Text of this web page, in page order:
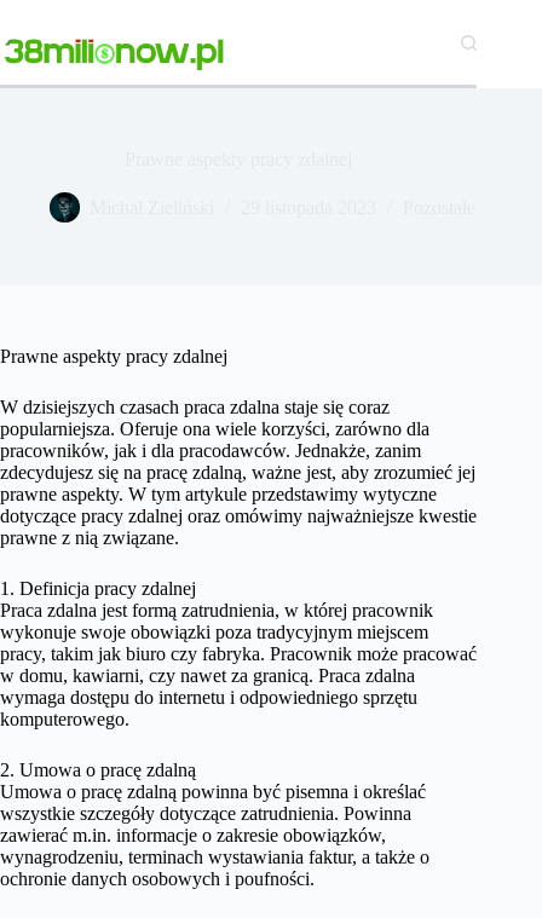
treści
Prawne aspekty pracy zdalnej
W dzisiejszych czasach praca zdalna staje się coraz
popularniejsza. Oferuje ona wiele korzyści, zarówno dla
pracowników, jak i dla pracodawców. Jednakże, zanim
zdecydujesz się na pracę zdalną, ważne jest, aby zrozumieć jej
prawne aspekty. W tym artykule przedstawimy wytyczne
dotyczące pracy zdalnej oraz omówimy najważniejsze kwestie
prawne z nią związane.
1. Definicja pracy zdalnej
Praca zdalna jest formą zatrudnienia, w której pracownik
wykonuje swoje obowiązki poza tradycyjnym miejscem
pracy, takim jak biuro czy fabryka. Pracownik może pracować
w domu, kawiarni, czy nawet za granicą. Praca zdalna
wymaga dostępu do internetu i odpowiedniego sprzętu
komputerowego.
2. Umowa o pracę zdalną
Umowa o pracę zdalną powinna być pisemna i określać
wszystkie szczegóły dotyczące zatrudnienia. Powinna
zawierać m.in. informacje o zakresie obowiązków,
wynagrodzeniu, terminach wystawiania faktur, a także o
ochronie danych osobowych i poufności.